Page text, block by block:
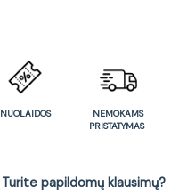
NUOLAIDOS
NEMOKAMS
PRISTATYMAS
Turite papildomų klausimų?